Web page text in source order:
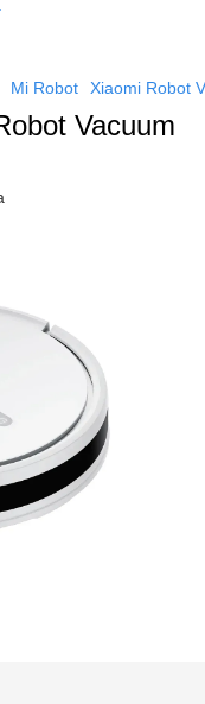
Mi Robot Xiaomi Robot
Vacuum